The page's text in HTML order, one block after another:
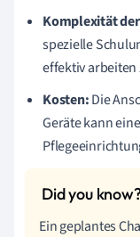
Komplexität
spezielle
effektiv arbeiten
Kosten:Die
Geräte kann
Ein geplantes